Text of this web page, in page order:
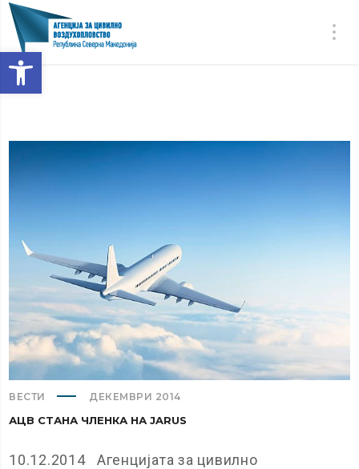
Open toolbar
ВЕСТИ ДЕКЕМВРИ 2014
АЦВ СТАНА ЧЛЕНКА НА ЈARUS
10.12.2014 Агенцијата за цивилно